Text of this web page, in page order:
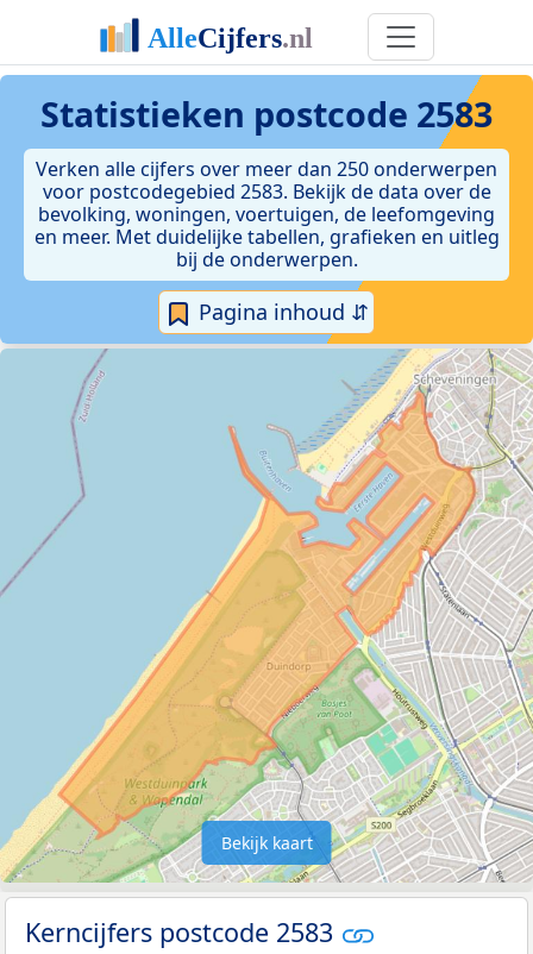
Statistieken postcode 2583
Verken alle cijfers over meer dan 250 onderwerpen
voor postcodegebied 2583. Bekijk de data over de
bevolking, woningen, voertuigen, de leefomgeving
en meer. Met duidelijke tabellen, grafieken en uitleg
bij de onderwerpen.
Pagina inhoud ⇵
Bekijk kaart
Kerncijfers postcode 2583